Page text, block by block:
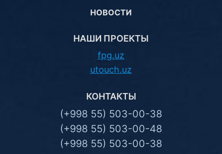
НОВОСТИ
НАШИ ПРОЕКТЫ
fpg.uz
utouch.uz
КОНТАКТЫ
(+998 55) 503-00-38
(+998 55) 503-00-48
(+998 55) 503-00-38